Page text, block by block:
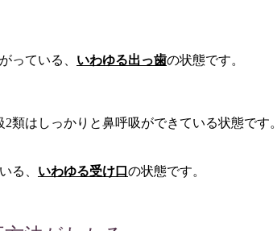
っている、 いわゆる出っ歯の状態です。
類はしっかりと鼻呼吸ができている状態です。
る、 いわゆる受け口 の状態です。